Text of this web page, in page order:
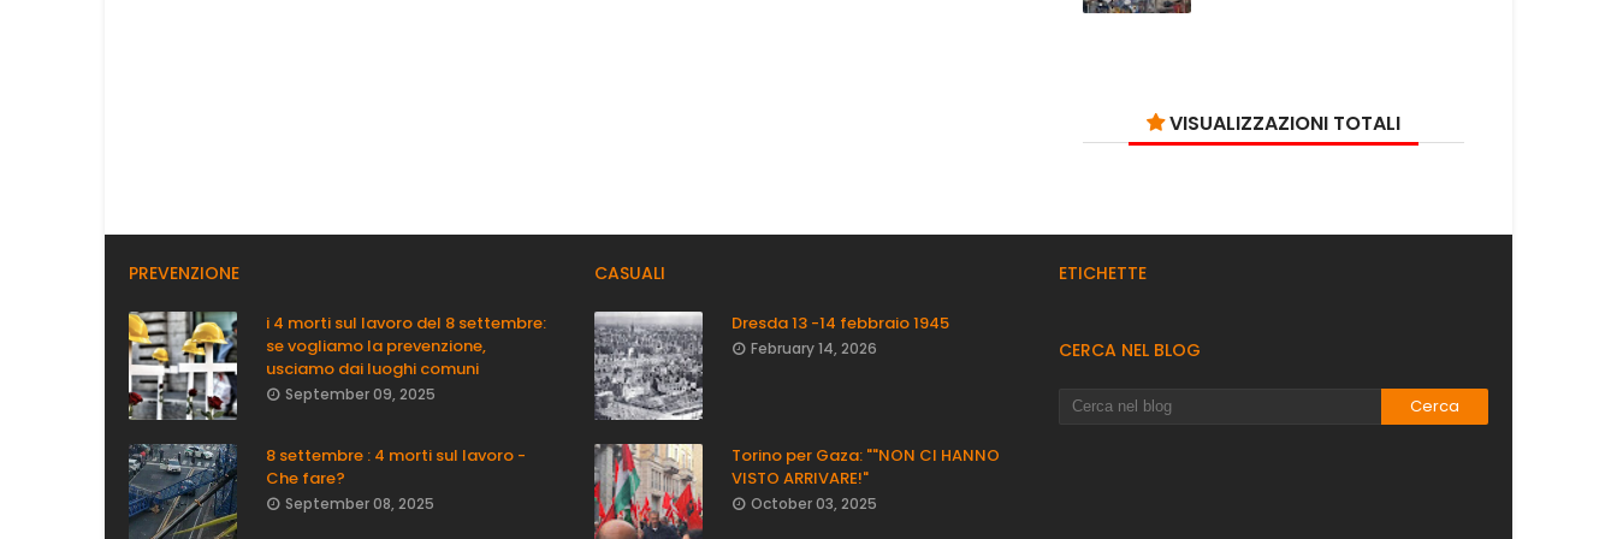
VISUALIZZAZIONI TOTALI
PREVENZIONE
i 4 morti sul lavoro del 8 settembre:
se vogliamo la prevenzione,
usciamo dai luoghi comuni
September 09, 2025
8 settembre : 4 morti sul lavoro -
Che fare?
September 08, 2025
CASUALI
Dresda 13 -14 febbraio 1945
February 14, 2026
Torino per Gaza: ""NON CI HANNO
VISTO ARRIVARE!"
October 03, 2025
ETICHETTE
CERCA NEL BLOG